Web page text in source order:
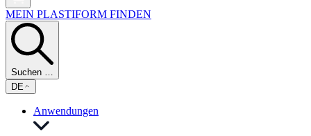
MEIN PLASTIFORM FINDEN
Suchen …
DE
Anwendungen